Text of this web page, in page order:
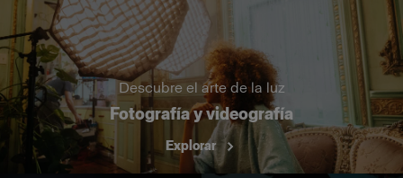
Descubre el arte de la luz
Fotografía y videografía
Explorar